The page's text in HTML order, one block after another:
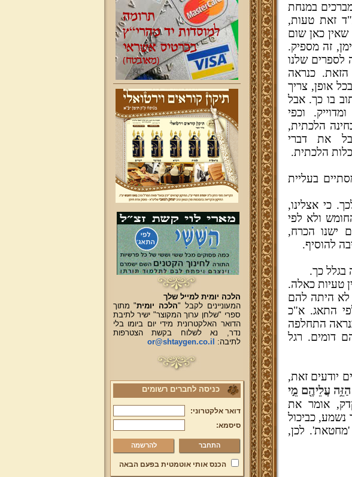
במנחת
זאת טעות,
שאין כאן שום
זה מספיק.
לספרים שלנו
כנראה
אופן, צריך
בו כך. אבל
וכפי
הלכתית,
את דברי
הלכתית.
בעליית
כי אצלינו,
ולא לפי
ישנו הכרח,
להוסיף.
כך.
טעיות כאלה.
לא היתה להם
התאג. א"כ
התחלפה
דומים. רגל
יודעים זאת,
עֲלֵיהֶ֖ם מֵ֣י
אומר את
כביכול
לכן,
הלכה יומית למייל שלך
המעוניינים לקבל "הלכה יומית" מתוך
ספרי "שלחן ערוך המקוצר" ישיר לתיבת
הדואר האלקטרונית מידי יום ביומו בלי
נדר, נא לשלוח בקשת הצטרפות
לתיבה:
or@shtaygen.co.il
כניסה לחברים רשומים
דואר אלקטרוני:
סיסמא:
להרשמה
הכנס אותי אוטמטית בפעם הבאה